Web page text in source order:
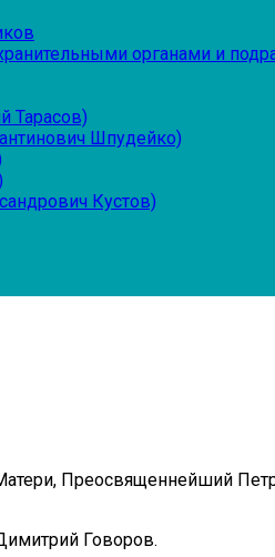
органами и
Тарасов)
Шпудейко)
Кустов)
Преосвященнейший
Говоров.